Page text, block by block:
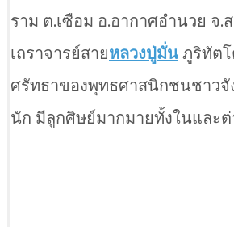
ราม ต.เซือม อ.อากาศอำนวย จ.
เถราจารย์สายหลวงปู่มั่น ภูริทัตโ
ศรัทธาของพุทธศาสนิกชนชาวจั
นัก มีลูกศิษย์มากมายทั้งในและต่